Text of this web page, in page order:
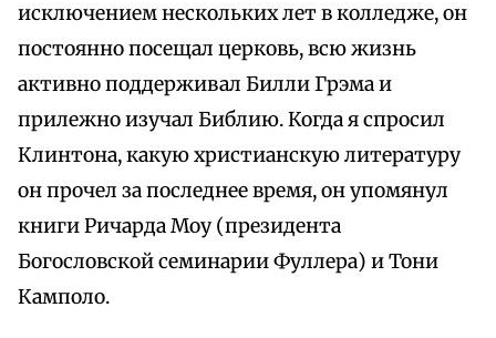
исключением нескольких лет в колледже, он
постоянно посещал церковь, всю жизнь
активно поддерживал Билли Грэма и
прилежно изучал Библию. Когда я спросил
Клинтона, какую христианскую литературу
он прочел за последнее время, он упомянул
книги Ричарда Моу (президента
Богословской семинарии Фуллера) и Тони
Камполо.